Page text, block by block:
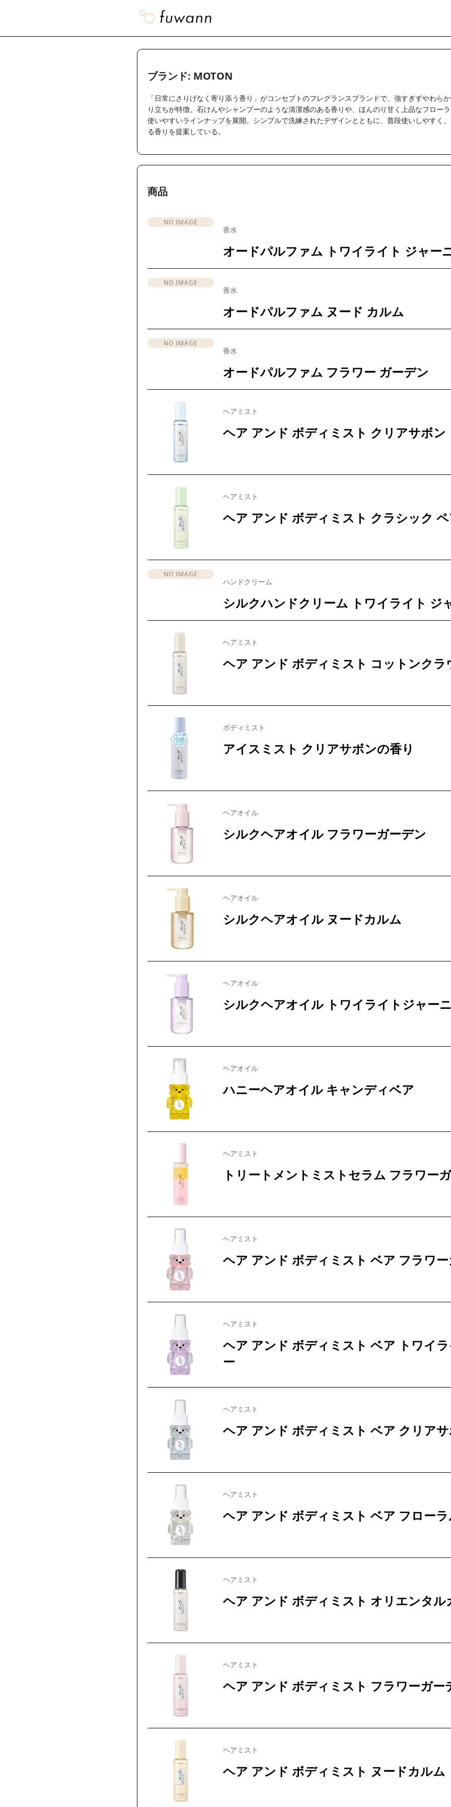
ブランド: MOTON
「日常にさりげなく寄り添う香り」がコンセプトのフレグランスブランドで、強すぎずやわら
り立ちが特徴。石けんやシャンプーのような清潔感のある香りや、ほんのり甘く上品なフロー
使いやすいラインナップを展開。シンプルで洗練されたデザインとともに、普段使いしやすく
る香りを提案している。
商品
NO IMAGE
香水
オードパルファム トワイライト ジャー
NO IMAGE
香水
オードパルファム ヌード カルム
NO IMAGE
香水
オードパルファム フラワー ガーデン
ヘアミスト
ヘア アンド ボディミスト クリアサボン
ヘアミスト
ヘア アンド ボディミスト クラシック
NO IMAGE
ハンドクリーム
シルクハンドクリーム トワイライト ジ
ヘアミスト
ヘア アンド ボディミスト コットンクラ
ボディミスト
アイスミスト クリアサボンの香り
ヘアオイル
シルクヘアオイル フラワーガーデン
ヘアオイル
シルクヘアオイル ヌードカルム
ヘアオイル
シルクヘアオイル トワイライトジャー
ヘアオイル
ハニーヘアオイル キャンディベア
ヘアミスト
トリートメントミストセラム フラワー
ヘアミスト
ヘア アンド ボディミスト ベア フラワ
ヘアミスト
ヘア アンド ボディミスト ベア トワイ
ー
ヘアミスト
ヘア アンド ボディミスト ベア クリア
ヘアミスト
ヘア アンド ボディミスト ベア フロー
ヘアミスト
ヘア アンド ボディミスト オリエンタル
ヘアミスト
ヘア アンド ボディミスト フラワーガー
ヘアミスト
ヘア アンド ボディミスト ヌードカルム